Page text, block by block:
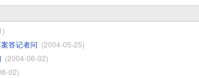
答记者问 (2004-05-25)
(2004-06-02)
02)